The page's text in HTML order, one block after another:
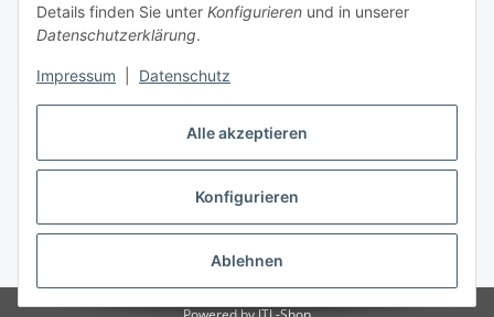
Alle akzeptieren
Konfigurieren
Ablehnen
Details finden Sie unter Konfigurieren und in unserer
Datenschutzerklärung.
Impressum Datenschutz
Vertrag widerrufen
* Alle Preise inkl. gesetzlicher USt., zzgl.Versand